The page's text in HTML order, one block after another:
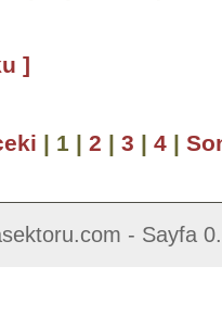
]
| 1 | 2 | 3 | 4|
- Sayfa